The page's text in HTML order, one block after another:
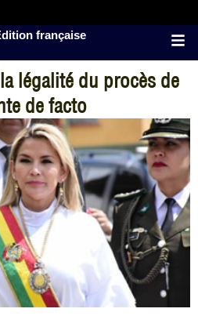
française
légalité du procès de
de facto